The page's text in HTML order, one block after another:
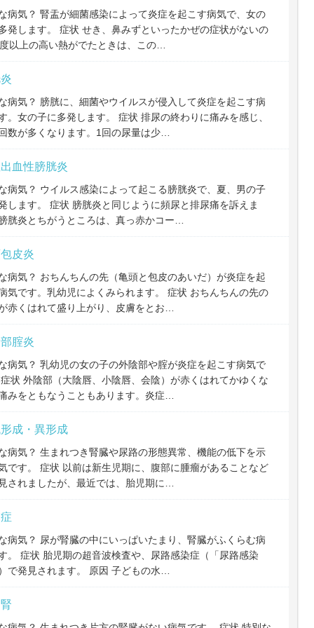
病気？ 腎盂が細菌感染によって炎症を起こす病気で、女の
発します。 症状 せき、鼻みずといったかぜの症状がないの
以上の高い熱がでたときは、この…
病気？ 膀胱に、細菌やウイルスが侵入して炎症を起こす病
。女の子に多発します。 症状 排尿の終わりに痛みを感じ、
数が多くなります。1回の尿量は少…
血性膀胱炎
病気？ ウイルス感染によって起こる膀胱炎で、夏、男の子
します。 症状 膀胱炎と同じように頻尿と排尿痛を訴えま
胱炎とちがうところは、真っ赤かコー…
皮炎
病気？ おちんちんの先（亀頭と包皮のあいだ）が炎症を起
気です。乳幼児によくみられます。 症状 おちんちんの先の
赤くはれて盛り上がり、皮膚をとお…
腟炎
病気？ 乳幼児の女の子の外陰部や腟が炎症を起こす病気で
状 外陰部（大陰唇、小陰唇、会陰）が赤くはれてかゆくな
みをともなうこともあります。炎症…
成・異形成
病気？ 生まれつき腎臓や尿路の形態異常、機能の低下を示
です。 症状 以前は新生児期に、腹部に腫瘤があることなど
されましたが、最近では、胎児期に…
病気？ 尿が腎臓の中にいっぱいたまり、腎臓がふくらむ病
。 症状 胎児期の超音波検査や、尿路感染症（「尿路感染
で発見されます。 原因 子どもの水…